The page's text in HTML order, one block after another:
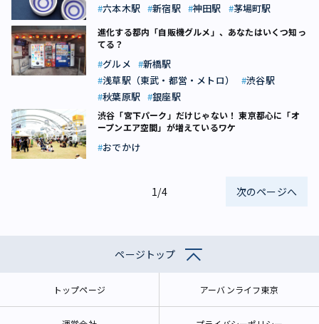
六本木駅 新宿駅 神田駅 茅場町駅
進化する都内「自販機グルメ」、あなたはいくつ知っ
てる？
グルメ
新橋駅
浅草駅（東武・都営・メトロ）
渋谷駅
秋葉原駅
銀座駅
渋谷「宮下パーク」だけじゃない！ 東京都心に「オ
ープンエア空間」が増えているワケ
おでかけ
1/4 次のページへ
ページトップ
トップページ アーバンライフ東京